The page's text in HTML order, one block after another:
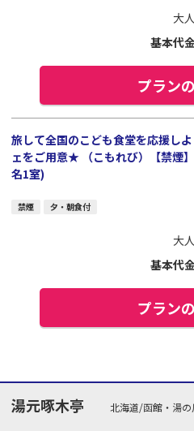
大
基本代
プラン
旅して全国のこども食堂を応援し
ェをご用意★ （こもれび）【禁煙
名1室)
禁煙 夕・朝食付
大
基本代
プラン
湯元啄木亭
北海道/函館・湯